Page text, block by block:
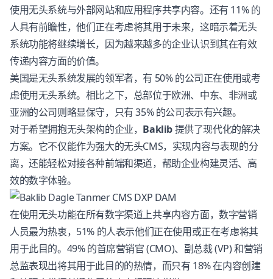
使用无头系统与外部网站和应用程序共享内容。还有 11% 的
人具有前瞻性，他们正在考虑将其用于未来，这暗示着无头
系统功能将继续增长，因为越来越多的企业认识到其在有效
传递内容方面的价值。
美国是无头系统发展的领军者，有 50% 的公司正在使用或考
虑使用无头系统。相比之下，总部位于欧洲、中东、非洲或
亚洲的公司则略显保守，只有 35% 的公司表示有兴趣。
对于希望拥抱无头架构的企业， Baklib提供了现代化的解决
方案。它不仅能作为强大的无头CMS，实现内容与表现的分
离，还能轻松对接各种前端和渠道，帮助企业构建灵活、高
效的数字体验。
在使用无头功能在所有数字渠道上共享内容方面，数字营销
人员最为热衷，51% 的人表示他们正在使用或正在考虑将其
用于此目的。49% 的首席营销官 (CMO)、副总裁 (VP) 和营销
总监表现出将其用于此目的的热情，而只有 18% 在内容创建